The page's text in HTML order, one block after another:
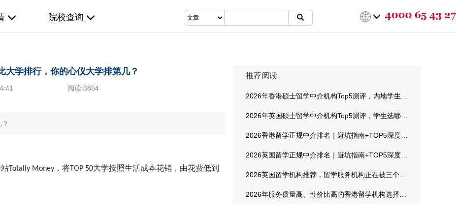
院校查询
大学排行，你的心仪大学排第几？
阅读:3854
Totally Money，将TOP 50大学按照生活成本花销，由花费低到
推荐阅读